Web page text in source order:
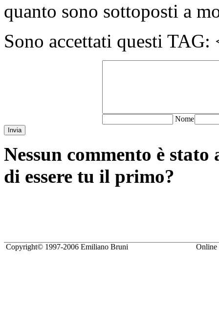
quanto sono sottoposti a
Sono accettati questi
Nome
Invia
Nessun commento è
di essere tu il primo?
Copyright© 1997-2006 Emiliano Bruni Online